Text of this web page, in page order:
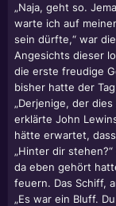
„Naja, geht so.
warte ich auf
sein dürfte,“ war
Angesichts dieser
die erste freudige
bisher hatte der
„Derjenige, der
erklärte John
hätte erwartet,
„Hinter dir
da eben gehört
feuern. Das Schiff,
„Es war ein Bluff.